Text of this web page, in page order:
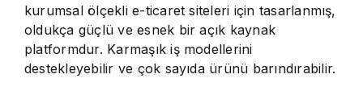
kurumsal ölçekli e-ticaret siteleri için tasarlanmış,
oldukça güçlü ve esnek bir açık kaynak
platformdur. Karmaşık iş modellerini
destekleyebilir ve çok sayıda ürünü barındırabilir.